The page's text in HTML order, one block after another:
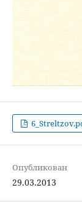
Опубликован
29.03.2013